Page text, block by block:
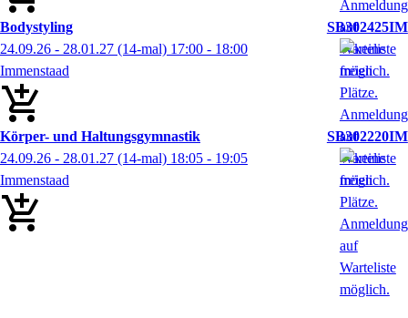
Bodystyling
SB302425IM
24.09.26 - 28.01.27 (14-mal) 17:00 - 18:00
Immenstaad
Körper- und Haltungsgymnastik
SB302220IM
24.09.26 - 28.01.27 (14-mal) 18:05 - 19:05
Immenstaad